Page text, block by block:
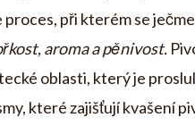
proces, při kterém se
aroma a pěnivost.
oblasti, který je
které zajišťují kvašení